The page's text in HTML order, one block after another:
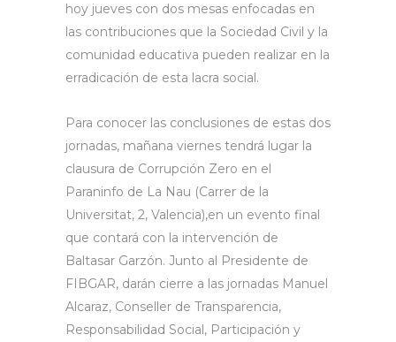
hoy jueves con dos mesas enfocadas en
las contribuciones que la Sociedad Civil y la
comunidad educativa pueden realizar en la
erradicación de esta lacra social.
Para conocer las conclusiones de estas dos
jornadas, mañana viernes tendrá lugar la
clausura de Corrupción Zero en el
Paraninfo de La Nau (Carrer de la
Universitat, 2, Valencia),en un evento final
que contará con la intervención de
Baltasar Garzón. Junto al Presidente de
FIBGAR, darán cierre a las jornadas Manuel
Alcaraz, Conseller de Transparencia,
Responsabilidad Social, Participación y